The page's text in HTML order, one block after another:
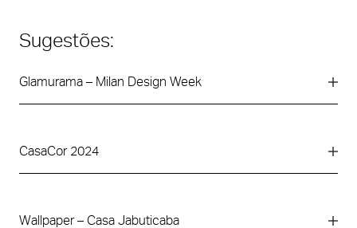
Sugestões:
Glamurama – Milan Design Week
CasaCor 2024
Wallpaper – Casa Jabuticaba